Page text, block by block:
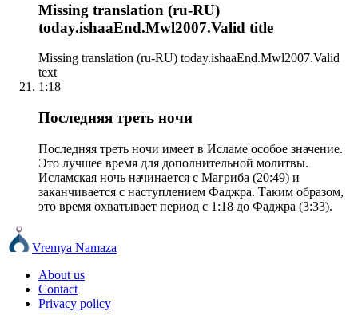
Missing translation (ru-RU)
today.ishaaEnd.Mwl2007.Valid title
Missing translation (ru-RU) today.ishaaEnd.Mwl2007.Valid
text
1:18
Последняя треть ночи
Последняя треть ночи имеет в Исламе особое значение.
Это лучшее время для дополнительной молитвы.
Исламская ночь начинается с Магриба (20:49) и
заканчивается с наступлением Фаджра. Таким образом,
это время охватывает период с 1:18 до Фаджра (3:33).
Vremya Namaza
About us
Contact
Privacy policy